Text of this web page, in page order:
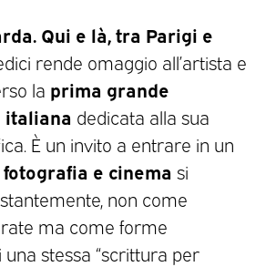
Qui e là, tra Parigi e
rende omaggio all’artista e
la prima grande
dedicata alla sua
È un invito a entrare in un
fotografia e cinema si
non come
ma come forme
stessa “scrittura per